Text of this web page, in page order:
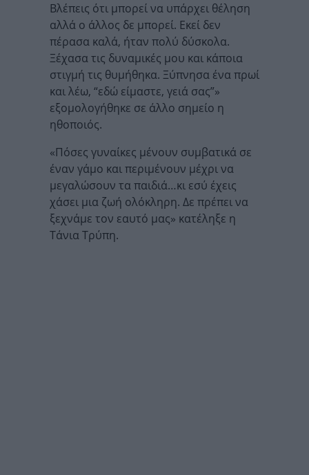
Βλέπεις ότι μπορεί να υπάρχει θέληση
αλλά ο άλλος δε μπορεί. Εκεί δεν
πέρασα καλά, ήταν πολύ δύσκολα.
Ξέχασα τις δυναμικές μου και κάποια
στιγμή τις θυμήθηκα. Ξύπνησα ένα πρωί
και λέω, “εδώ είμαστε, γειά σας”»
εξομολογήθηκε σε άλλο σημείο η
ηθοποιός.
«Πόσες γυναίκες μένουν συμβατικά σε
έναν γάμο και περιμένουν μέχρι να
μεγαλώσουν τα παιδιά…κι εσύ έχεις
χάσει μια ζωή ολόκληρη. Δε πρέπει να
ξεχνάμε τον εαυτό μας» κατέληξε η
Τάνια Τρύπη.